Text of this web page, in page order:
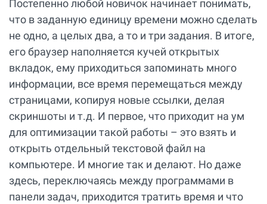
Постепенно любой новичок начинает понимать,
что в заданную единицу времени можно сделать
не одно, а целых два, а то и три задания. В итоге,
его браузер наполняется кучей открытых
вкладок, ему приходиться запоминать много
информации, все время перемещаться между
страницами, копируя новые ссылки, делая
скриншоты и т.д. И первое, что приходит на ум
для оптимизации такой работы – это взять и
открыть отдельный текстовой файл на
компьютере. И многие так и делают. Но даже
здесь, переключаясь между программами в
панели задач, приходится тратить время и что